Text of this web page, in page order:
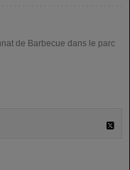
de Barbecue dans le parc